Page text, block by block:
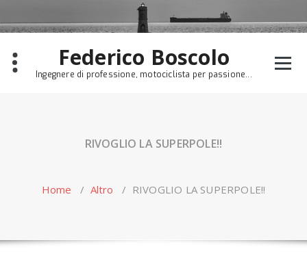
to
content
Federico Boscolo
Ingegnere di professione, motociclista per passione...
RIVOGLIO LA SUPERPOLE!!
Home / Altro / RIVOGLIO LA SUPERPOLE!!